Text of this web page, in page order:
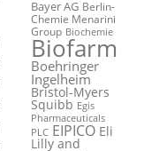
Bayer AG Berlin-
Chemie Menarini
Group Biochemie
Biofarm
Boehringer
Ingelheim
Bristol-Myers
Squibb Egis
Pharmaceuticals
PLC EIPICO Eli
Lilly and